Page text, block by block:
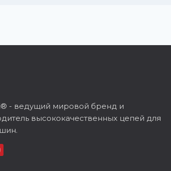
- ведущий мировой бренд и
высококачественных цепей для